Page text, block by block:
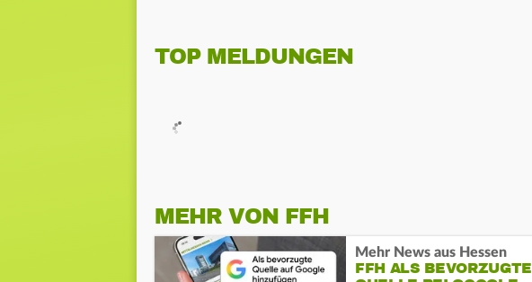
TOP MELDUNGEN
MEHR VON FFH
Mehr News aus Hessen
FFH ALS BEVORZUGTE